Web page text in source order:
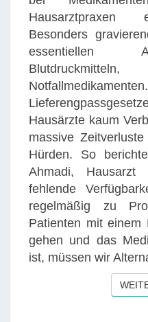
Hausarztpraxen
Besonders
essentiellen
Hausärzte kaum
massive
Hürden. So
Ahmadi,
fehlende
regelmäßig zu
Patienten mit einem
gehen und das
ist, müssen wir